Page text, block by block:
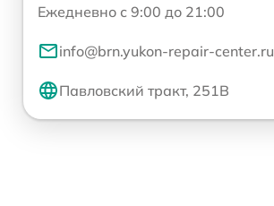
Ежедневно с 9:00 до 21:00
info@brn.yukon-repair-center.ru
Павловский тракт, 251В